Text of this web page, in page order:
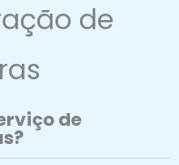
de
de